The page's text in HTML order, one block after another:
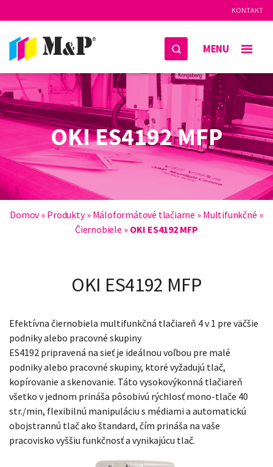
KONTAKT
MENU
OKI ES4192 MFP
Domov» Produkty» Máloformátové tlačiarne » Multifunkčné »
Čiernobiele » OKI ES4192 MFP
OKI ES4192 MFP
Efektívna čiernobiela multifunkčná tlačiareň 4 v 1 pre väčšie
podniky alebo pracovné skupiny
ES4192 pripravená na sieť je ideálnou voľbou pre malé
podniky alebo pracovné skupiny, ktoré vyžadujú tlač,
kopírovanie a skenovanie. Táto vysokovýkonná tlačiareň
všetko v jednom prináša pôsobivú rýchlosť mono-tlače 40
str./min, flexibilnú manipuláciu s médiami a automatickú
obojstrannú tlač ako štandard, čím prináša na vaše
pracovisko vyššiu funkčnosť a vynikajúcu tlač.